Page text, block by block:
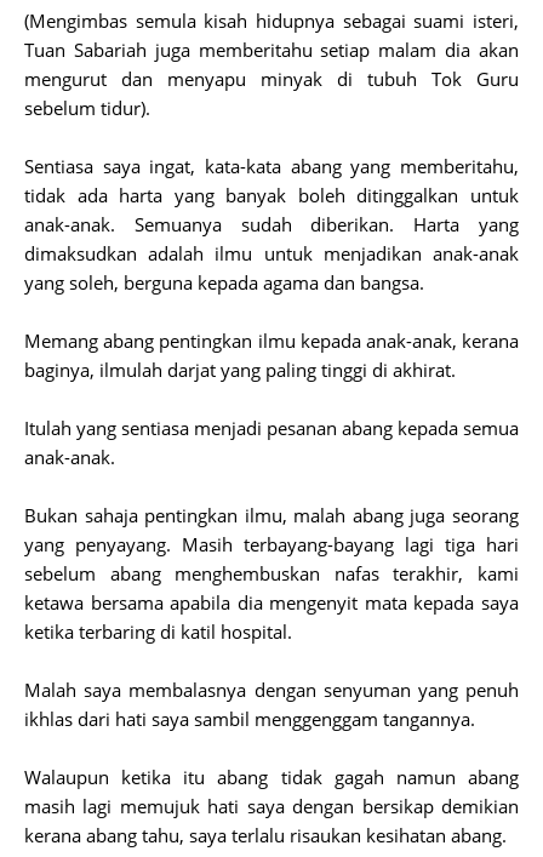
(Mengimbas semula kisah hidupnya sebagai suami isteri,
Tuan Sabariah juga memberitahu setiap malam dia akan
mengurut dan menyapu minyak di tubuh Tok Guru
sebelum tidur).
Sentiasa saya ingat, kata-kata abang yang memberitahu,
tidak ada harta yang banyak boleh ditinggalkan untuk
anak-anak. Semuanya sudah diberikan. Harta yang
dimaksudkan adalah ilmu untuk menjadikan anak-anak
yang soleh, berguna kepada agama dan bangsa.
Memang abang pentingkan ilmu kepada anak-anak, kerana
baginya, ilmulah darjat yang paling tinggi di akhirat.
Itulah yang sentiasa menjadi pesanan abang kepada semua
anak-anak.
Bukan sahaja pentingkan ilmu, malah abang juga seorang
yang penyayang. Masih terbayang-bayang lagi tiga hari
sebelum abang menghembuskan nafas terakhir, kami
ketawa bersama apabila dia mengenyit mata kepada saya
ketika terbaring di katil hospital.
Malah saya membalasnya dengan senyuman yang penuh
ikhlas dari hati saya sambil menggenggam tangannya.
Walaupun ketika itu abang tidak gagah namun abang
masih lagi memujuk hati saya dengan bersikap demikian
kerana abang tahu, saya terlalu risaukan kesihatan abang.